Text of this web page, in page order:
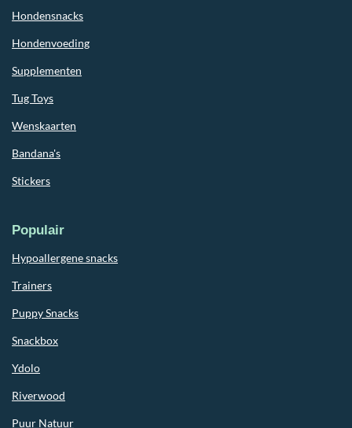
Hondensnacks
Hondenvoeding
Supplementen
Tug Toys
Wenskaarten
Bandana's
Stickers
Populair
Hypoallergene snacks
Trainers
Puppy Snacks
Snackbox
Ydolo
Riverwood
Puur Natuur